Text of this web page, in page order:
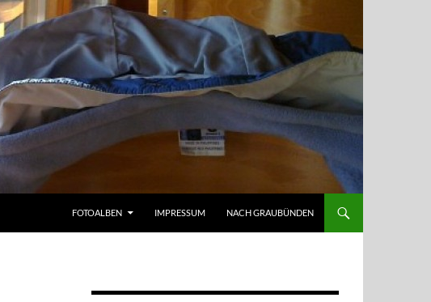
FOTOALBEN IMPRESSUM NACH GRAUBÜNDEN